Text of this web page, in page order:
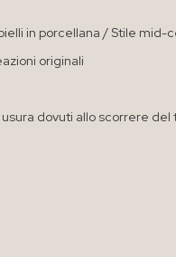
in porcellana / Stile mid-
originali
dovuti allo scorrere del